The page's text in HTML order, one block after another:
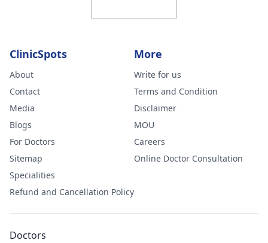
ClinicSpots
About
Contact
Media
Blogs
For Doctors
Sitemap
Specialities
Refund and Cancellation Policy
More
Write for us
Terms and Condition
Disclaimer
MOU
Careers
Online Doctor Consultation
Doctors